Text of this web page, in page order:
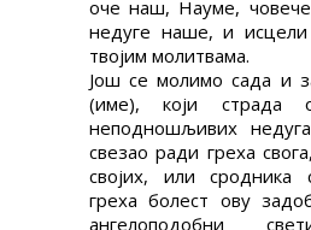
оче наш, Науме, човече
недуге наше, и
твојим молитвама.
Још се молимо сада и
(име), који
неподношљивих
свезао ради греха
својих, или сродника
греха болест ову
ангелоподобни